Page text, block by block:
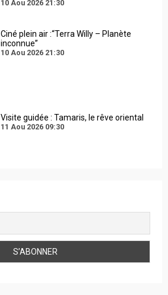
10 Aou 2026 21:30
Ciné plein air :“Terra Willy – Planète
inconnue”
10 Aou 2026 21:30
Visite guidée : Tamaris, le rêve oriental
11 Aou 2026 09:30